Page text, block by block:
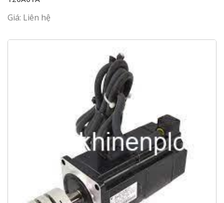
Giá: Liên hệ